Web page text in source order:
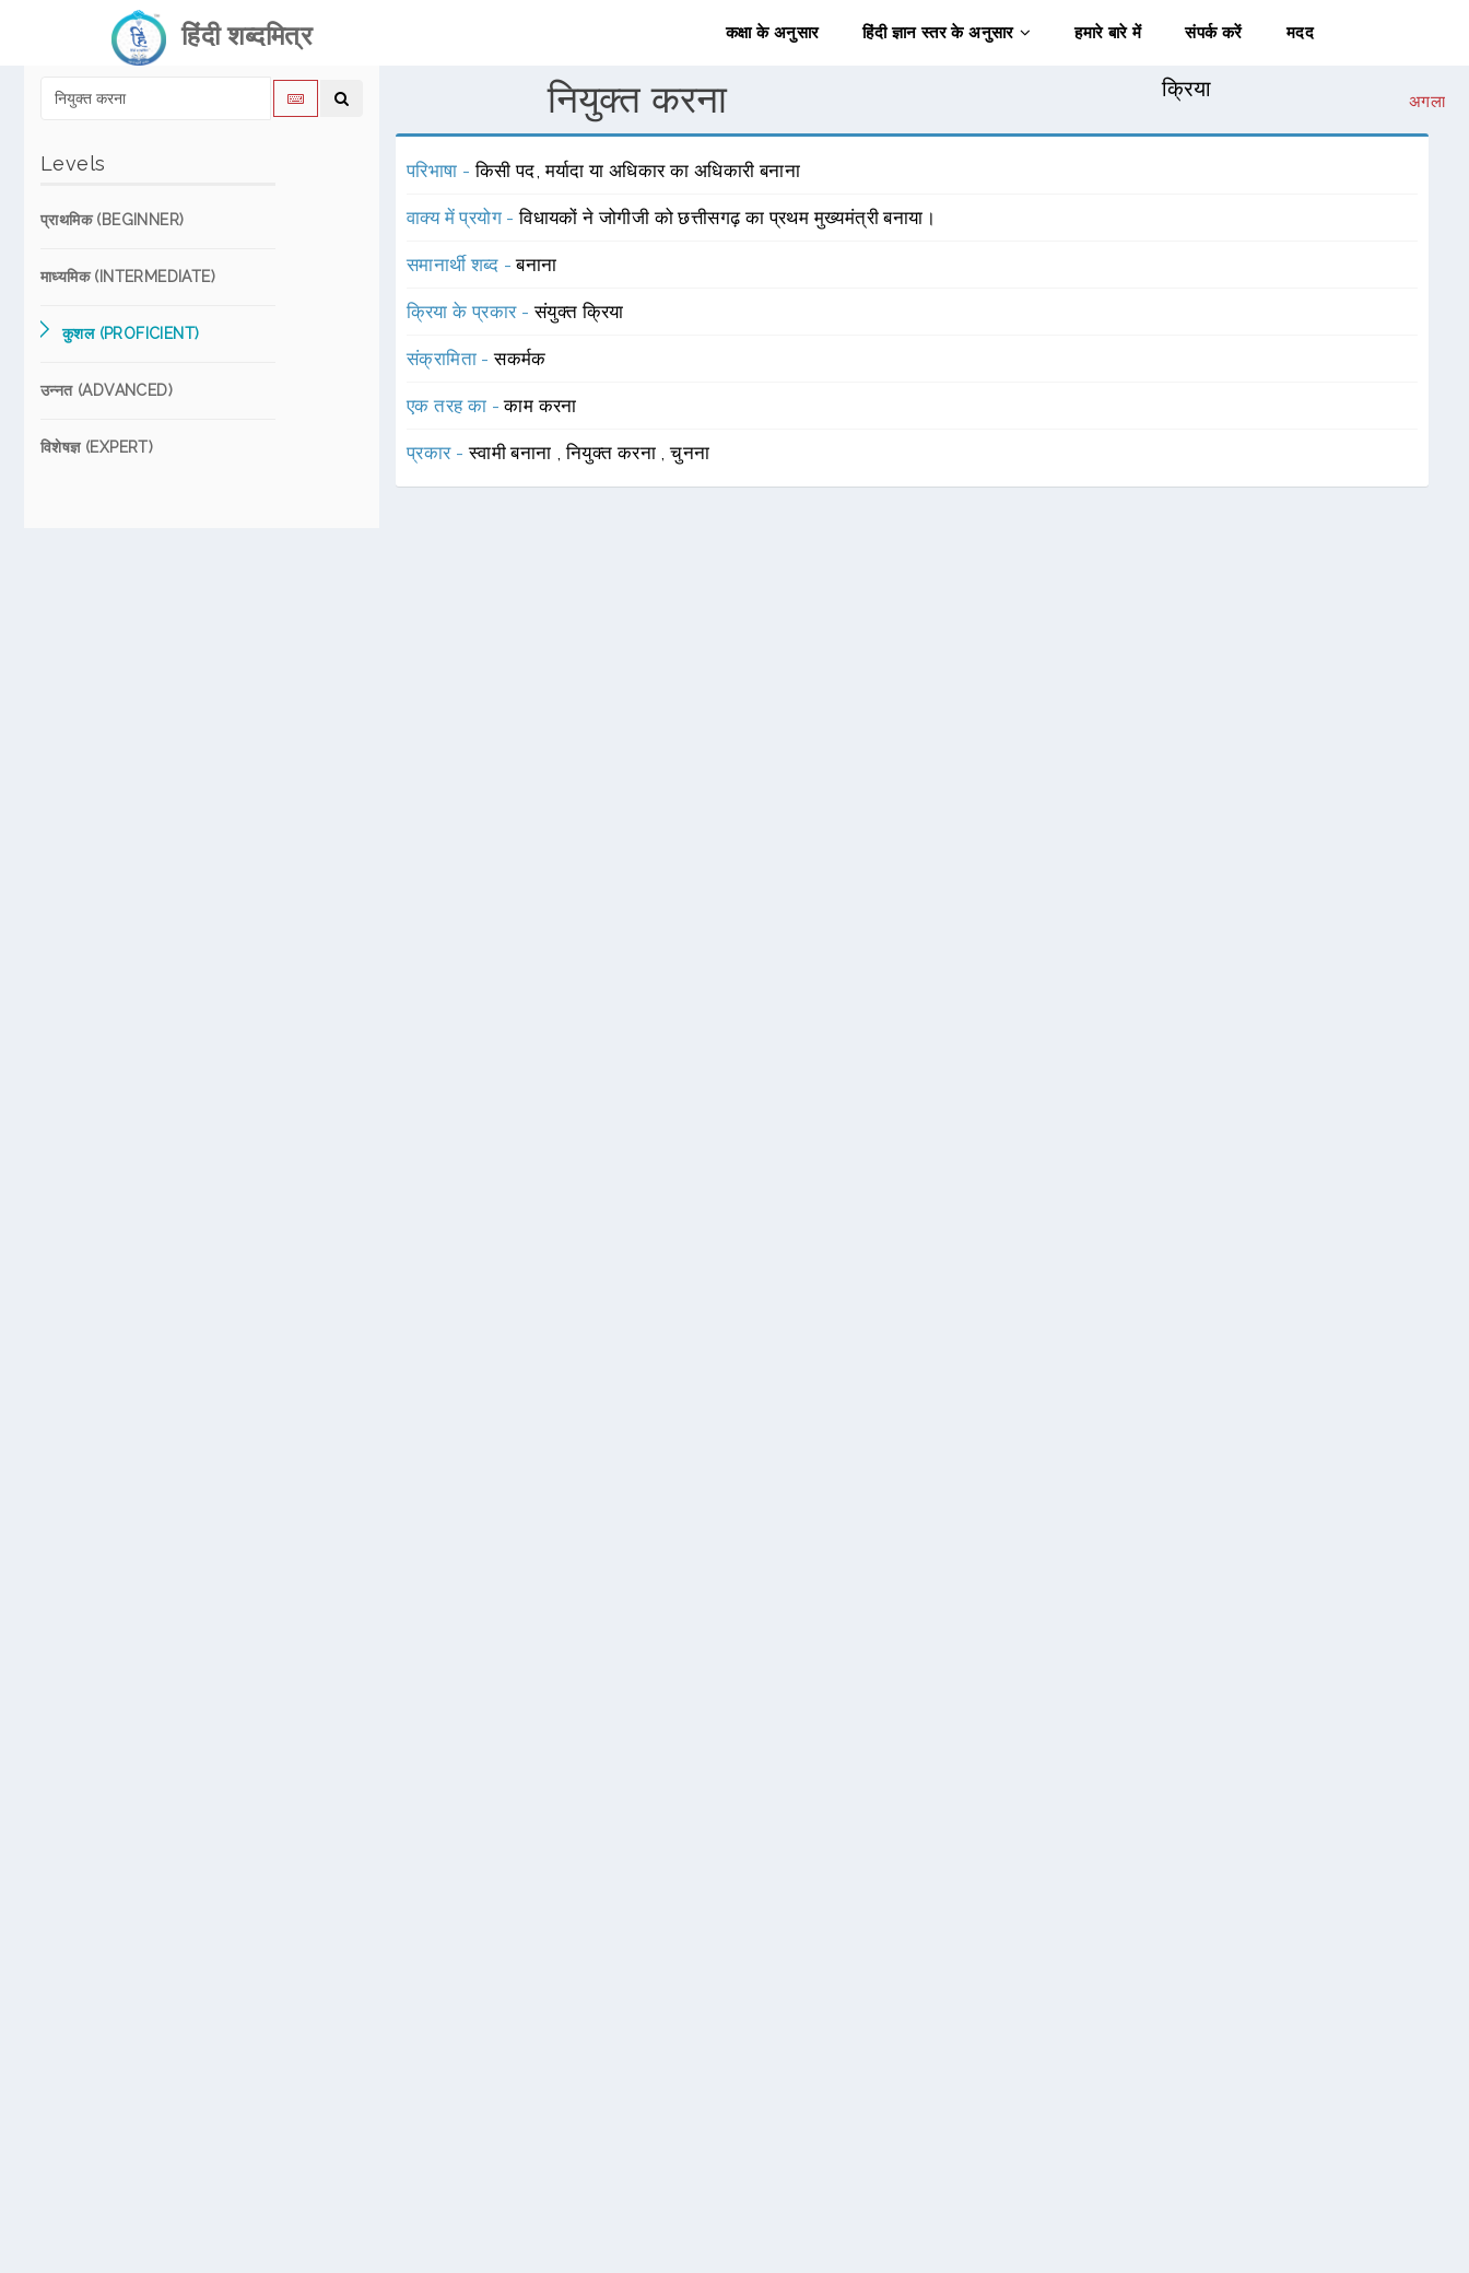
हिंदी शब्दमित्र कक्षा के अनुसार हिंदी ज्ञान स्तर के अनुसार हमारे बारे में संपर्क करें मदद
Levels
प्राथमिक (BEGINNER)
माध्यमिक (INTERMEDIATE)
कुशल (PROFICIENT)
उन्नत (ADVANCED)
विशेषज्ञ (EXPERT)
नियुक्त करना क्रिया
अगला
परिभाषा -किसी पद, मर्यादा या अधिकार का अधिकारी बनाना
वाक्य में प्रयोग -विधायकों ने जोगीजी को छत्तीसगढ़ का प्रथम मुख्यमंत्री बनाया।
समानार्थी शब्द -बनाना
क्रिया के प्रकार -संयुक्त क्रिया
संक्रामिता -सकर्मक
एक तरह का -काम करना
प्रकार -स्वामी बनाना ,नियुक्त करना ,चुनना